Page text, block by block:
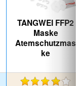
TANGWEI FFP2
Maske
Atemschutzmas
ke